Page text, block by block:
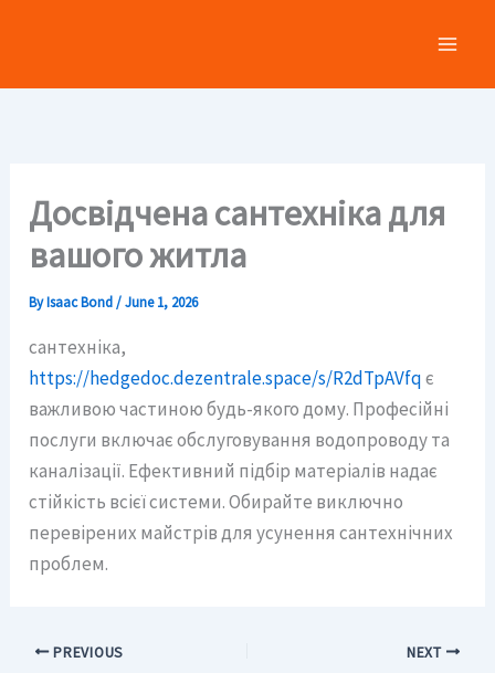
Досвідчена сантехніка для
вашого житла
ByIsaac Bond/June 1, 2026
сантехніка,
https://hedgedoc.dezentrale.space/s/R2dTpAVfqє
важливою частиною будь-якого дому. Професійні
послуги включає обслуговування водопроводу та
каналізації. Ефективний підбір матеріалів надає
стійкість всієї системи. Обирайте виключно
перевірених майстрів для усунення сантехнічних
проблем.
PREVIOUS NEXT